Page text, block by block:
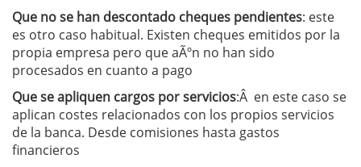
Que no se han descontado cheques pendientes: este
es otro caso habitual. Existen cheques emitidos por la
propia empresa pero que aÃºn no han sido
procesados en cuanto a pago
Que se apliquen cargos por servicios:Â en este caso se
aplican costes relacionados con los propios servicios
de la banca. Desde comisiones hasta gastos
financieros